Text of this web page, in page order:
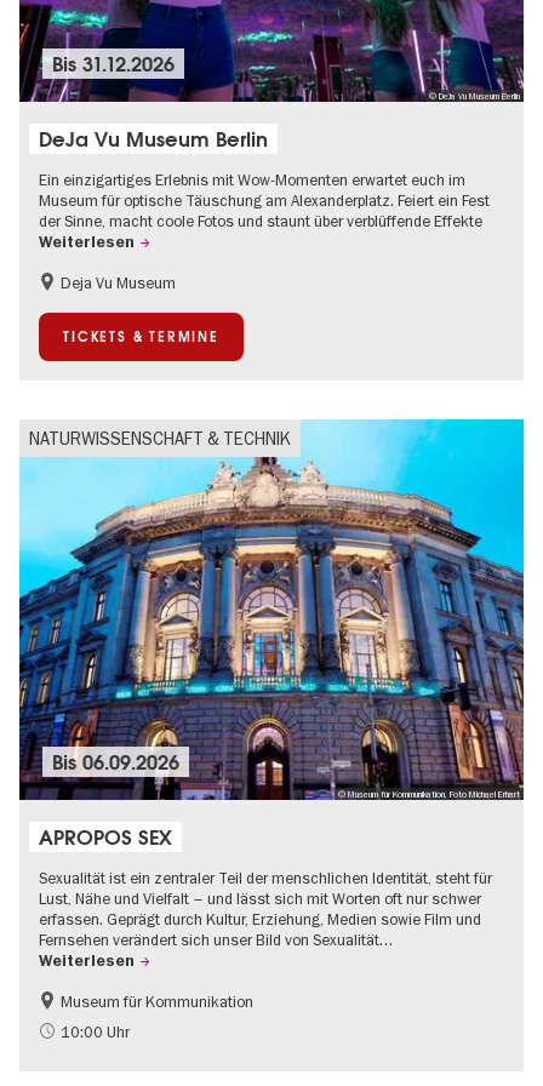
© DeJa Vu Museum Berlin
Bis31.12.2026
DeJa Vu Museum Berlin
Ein einzigartiges Erlebnis mit Wow-Momenten erwartet euch im
Museum für optische Täuschung am Alexanderplatz. Feiert ein Fest
der Sinne, macht coole Fotos und staunt über verblüffende Effekte
Weiterlesen
Kinder
Teenager
Deja Vu Museum
TICKETS & TERMINE
NATURWISSENSCHAFT & TECHNIK
© Museum für Kommunikation, Foto Michael Erhart
Bis06.09.2026
APROPOS SEX
Sexualität ist ein zentraler Teil der menschlichen Identität, steht für
Lust, Nähe und Vielfalt – und lässt sich mit Worten oft nur schwer
erfassen. Geprägt durch Kultur, Erziehung, Medien sowie Film und
Fernsehen verändert sich unser Bild von Sexualität…
Weiterlesen
Politik & Gesellschaft
Teenager
Museum für Kommunikation
10:00 Uhr